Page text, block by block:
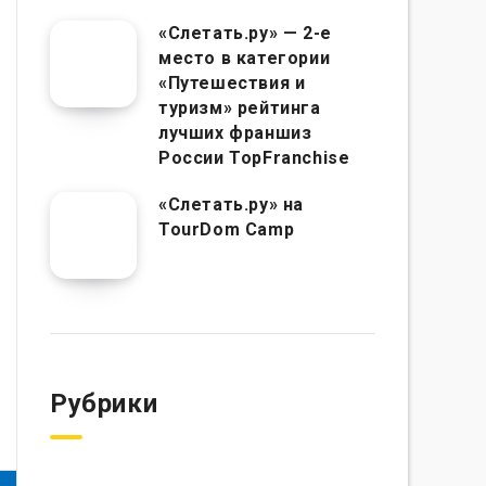
«Слетать.ру» — 2-е
место в категории
«Путешествия и
туризм» рейтинга
лучших франшиз
России TopFranchise
«Слетать.ру» на
TourDom Camp
Рубрики